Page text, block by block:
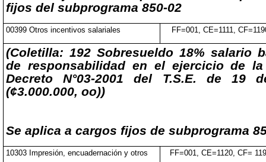
fijos del subprograma 850-02
00399 Otros incentivos salariales FF=001, CE=1111,
(Coletilla: 192 Sobresueldo 18% salario
de responsabilidad en el ejercicio de
Decreto N°03-2001 del T.S.E. de 19
(¢3.000.000, oo))
Se aplica a cargos fijos de subprograma
10303 Impresión, encuadernación y otros FF=001, CE=1120, CF=